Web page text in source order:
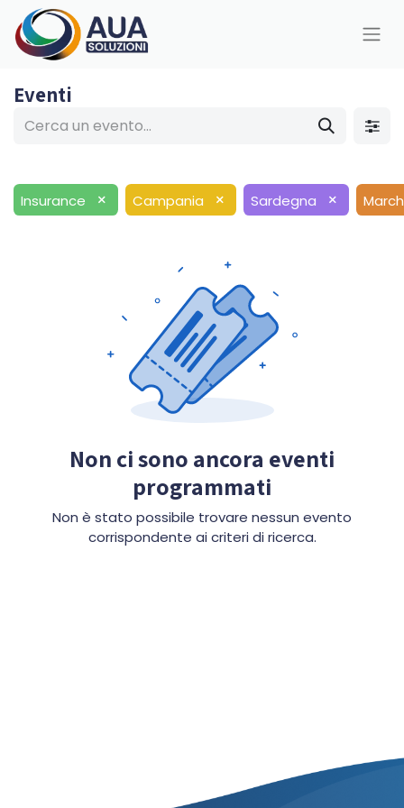
Eventi
Insurance × Campania × Sardegna ×
Non ci sono ancora eventi
programmati
Non è stato possibile trovare nessun evento
corrispondente ai criteri di ricerca.